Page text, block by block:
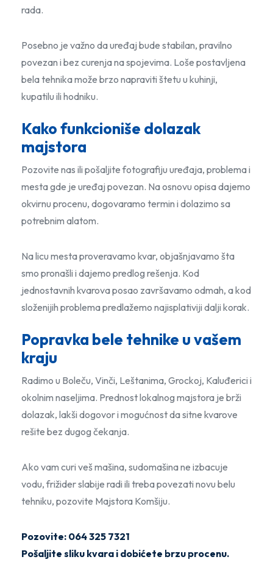
rada.
Posebno je važno da uređaj bude stabilan, pravilno
povezan i bez curenja na spojevima. Loše postavljena
bela tehnika može brzo napraviti štetu u kuhinji,
kupatilu ili hodniku.
Kako funkcioniše dolazak
majstora
Pozovite nas ili pošaljite fotografiju uređaja, problema i
mesta gde je uređaj povezan. Na osnovu opisa dajemo
okvirnu procenu, dogovaramo termin i dolazimo sa
potrebnim alatom.
Na licu mesta proveravamo kvar, objašnjavamo šta
smo pronašli i dajemo predlog rešenja. Kod
jednostavnih kvarova posao završavamo odmah, a kod
složenijih problema predlažemo najisplativiji dalji korak.
Popravka bele tehnike u vašem
kraju
Radimo u Boleču, Vinči, Leštanima, Grockoj, Kaluđerici i
okolnim naseljima. Prednost lokalnog majstora je brži
dolazak, lakši dogovor i mogućnost da sitne kvarove
rešite bez dugog čekanja.
Ako vam curi veš mašina, sudomašina ne izbacuje
vodu, frižider slabije radi ili treba povezati novu belu
tehniku, pozovite Majstora Komšiju.
Pozovite: 064 325 7321
Pošaljite sliku kvara i dobićete brzu procenu.